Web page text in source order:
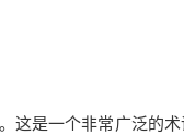
。这是一个非常广泛的